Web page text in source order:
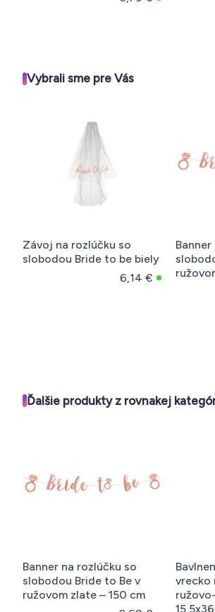
Vybrali sme pre Vás
Závoj na rozlúčku so
slobodou Bride to be biely
6,14 €
Ďalšie produkty z rovnakej
Banner na rozlúčku so
slobodou Bride to Be v
ružovom zlate – 150 cm
vrecko